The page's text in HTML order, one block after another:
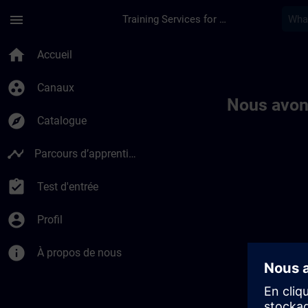
menu Training Services for Digital Industries
home Accueil
group_work Canaux
explore Catalogue
timeline Parcours d’apprentissage
assignment_turned_in Test d'entrée
account_circle Profil
info À propos de nous
Nous